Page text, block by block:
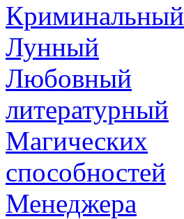
Криминальный
Лунный
Любовный
литературный
Магических
способностей
Менеджера